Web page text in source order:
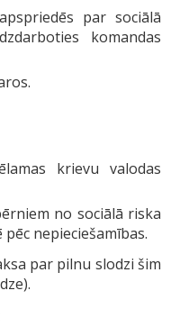
par sociālā
komandas
krievu valodas
no sociālā riska
nepieciešamības.
par pilnu slodzi šim